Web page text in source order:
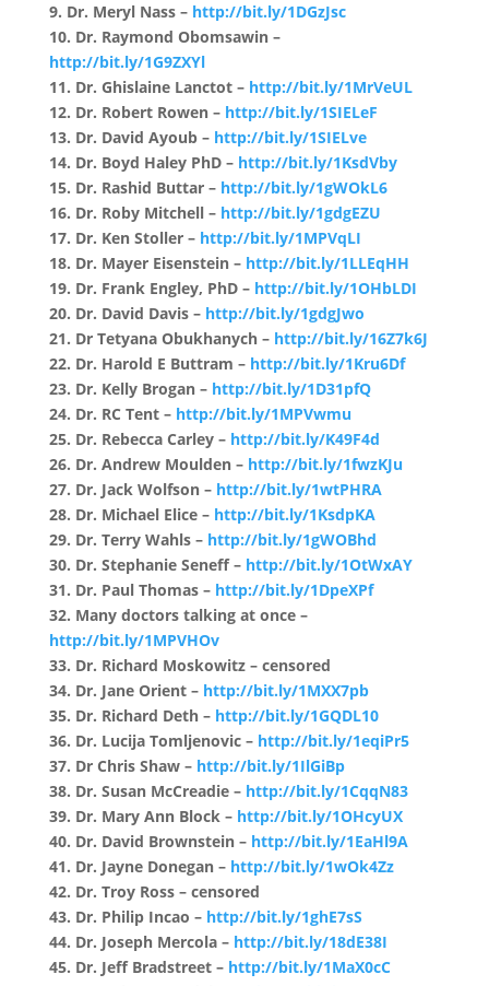
9. Dr. Meryl Nass – http://bit.ly/1DGzJsc
10. Dr. Raymond Obomsawin –
http://bit.ly/1G9ZXYl
11. Dr. Ghislaine Lanctot – http://bit.ly/1MrVeUL
12. Dr. Robert Rowen – http://bit.ly/1SIELeF
13. Dr. David Ayoub – http://bit.ly/1SIELve
14. Dr. Boyd Haley PhD – http://bit.ly/1KsdVby
15. Dr. Rashid Buttar – http://bit.ly/1gWOkL6
16. Dr. Roby Mitchell – http://bit.ly/1gdgEZU
17. Dr. Ken Stoller – http://bit.ly/1MPVqLI
18. Dr. Mayer Eisenstein – http://bit.ly/1LLEqHH
19. Dr. Frank Engley, PhD – http://bit.ly/1OHbLDI
20. Dr. David Davis – http://bit.ly/1gdgJwo
21. Dr Tetyana Obukhanych – http://bit.ly/16Z7k6J
22. Dr. Harold E Buttram – http://bit.ly/1Kru6Df
23. Dr. Kelly Brogan – http://bit.ly/1D31pfQ
24. Dr. RC Tent – http://bit.ly/1MPVwmu
25. Dr. Rebecca Carley – http://bit.ly/K49F4d
26. Dr. Andrew Moulden – http://bit.ly/1fwzKJu
27. Dr. Jack Wolfson – http://bit.ly/1wtPHRA
28. Dr. Michael Elice – http://bit.ly/1KsdpKA
29. Dr. Terry Wahls – http://bit.ly/1gWOBhd
30. Dr. Stephanie Seneff – http://bit.ly/1OtWxAY
31. Dr. Paul Thomas – http://bit.ly/1DpeXPf
32. Many doctors talking at once –
http://bit.ly/1MPVHOv
33. Dr. Richard Moskowitz – censored
34. Dr. Jane Orient – http://bit.ly/1MXX7pb
35. Dr. Richard Deth – http://bit.ly/1GQDL10
36. Dr. Lucija Tomljenovic – http://bit.ly/1eqiPr5
37. Dr Chris Shaw – http://bit.ly/1IlGiBp
38. Dr. Susan McCreadie – http://bit.ly/1CqqN83
39. Dr. Mary Ann Block – http://bit.ly/1OHcyUX
40. Dr. David Brownstein – http://bit.ly/1EaHl9A
41. Dr. Jayne Donegan – http://bit.ly/1wOk4Zz
42. Dr. Troy Ross – censored
43. Dr. Philip Incao – http://bit.ly/1ghE7sS
44. Dr. Joseph Mercola – http://bit.ly/18dE38I
45. Dr. Jeff Bradstreet – http://bit.ly/1MaX0cC